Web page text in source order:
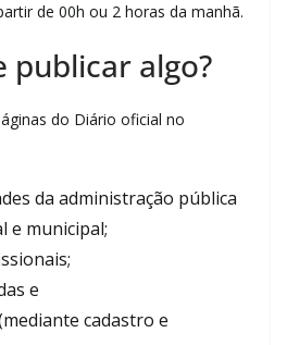
de 00h ou 2 horas da manhã.
publicar algo?
do Diário oficial no
da administração pública
e municipal;
e
cadastro e